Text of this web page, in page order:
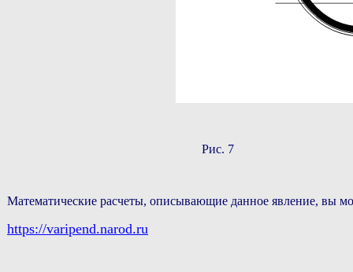
Рис. 7
Математические расчеты, описывающие данное явление, вы
https://varipend.narod.ru